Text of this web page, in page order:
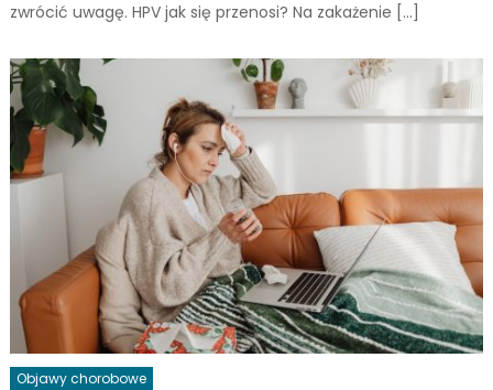
zwrócić uwagę. HPV jak się przenosi? Na zakażenie […]
Objawy chorobowe